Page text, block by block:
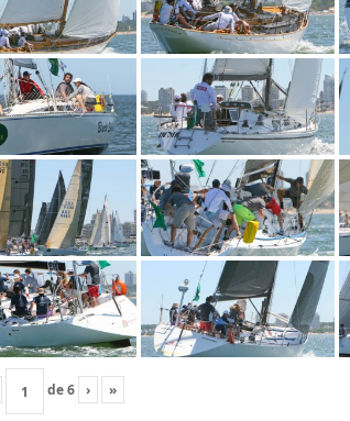
de6 › »